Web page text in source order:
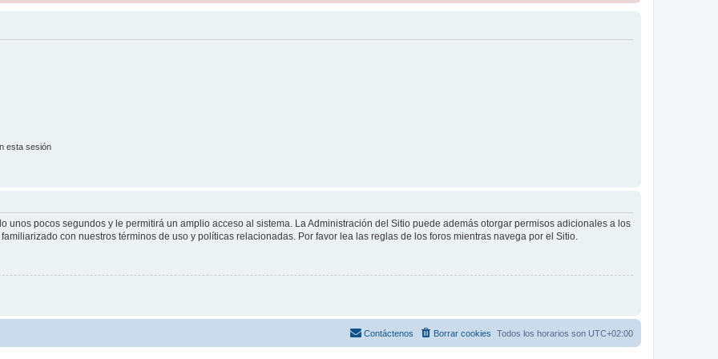
esta sesión
unos pocos segundos y le permitirá un amplio acceso al sistema. La Administración del Sitio puede además otorgar permisos adicionales a los
con nuestros términos de uso y políticas relacionadas. Por favor lea las reglas de los foros mientras navega por el Sitio.
Todos los horarios son UTC+02:00
Borrar cookies
Contáctenos